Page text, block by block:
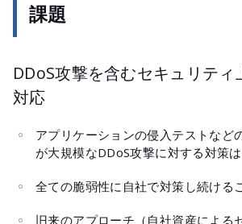
課題
DDoS攻撃を含むセキュリティ
対応
アプリケーションの侵入テストなど
が大規模なDDoS攻撃に対する対策
全ての脆弱性に自社で対策し続ける
旧来のアプローチ（自社資産による